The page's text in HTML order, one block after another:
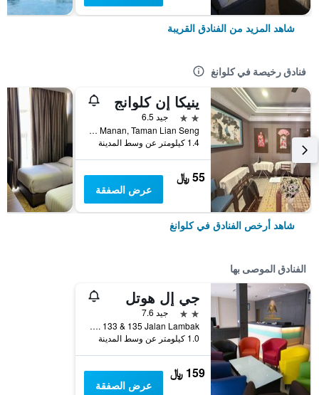
شاهد المزيد من الفنادق القريبة
فنادق رخيصة في كلوانغ
ينيكا إن كلوانج
2 نجمتين
جيد 6.5
No 298 Jalan Haji Manan, Taman Lian Seng, كلوانغ, ماليزيا
1.4 كيلومتر عن وسط المدينة
55 ﷼
عرض الصفقة
شاهد أرخص الفنادق في كلوانغ
الفنادق الموصى بها
جي إل هوتل
2 نجمتين
جيد 7.6
No. 133 & 135 Jalan Lambak, كلوانغ, ماليزيا
1.0 كيلومتر عن وسط المدينة
159 ﷼
عرض الصفقة